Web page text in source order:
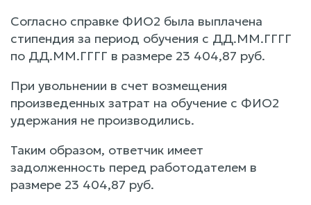
Согласно справке ФИО2 была выплачена
стипендия за период обучения с ДД.ММ.ГГГГ
по ДД.ММ.ГГГГ в размере 23 404,87 руб.
При увольнении в счет возмещения
произведенных затрат на обучение с ФИО2
удержания не производились.
Таким образом, ответчик имеет
задолженность перед работодателем в
размере 23 404,87 руб.